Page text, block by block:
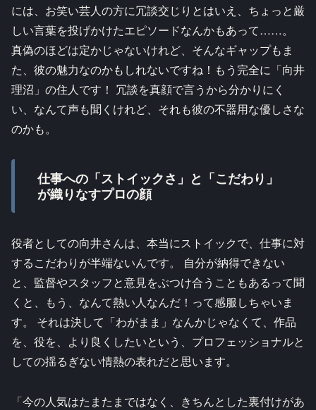
には、お笑い芸人の方に冗談交じりとはいえ、ちょっと厳
しい言葉を投げかけたエピソードなんかもあって……。
真偽のほどは定かじゃないけれど、そんなギャップもま
た、彼の魅力なのかもしれないですね！もう完全に「向井
理沼」の住人です！ 冗談を真顔で言うから分かりにく
い、なんて声も聞くけれど、それも彼の不器用な優しさな
のかも。
仕事への「ストイックさ」と「こだわり」
が織りなすプロの顔
役者としての向井さんは、本当にストイックで、仕事に対
するこだわりが半端ないんです。 自分が納得できない
と、監督やスタッフと意見をぶつけ合うこともあるって聞
くと、もう、なんて熱い人なんだ！って感服しちゃいま
す。 それは決して「わがまま」なんかじゃなくて、作品
を、役を、より良くしたいという、プロフェッショナルと
しての揺るぎない情熱の表れだと思います。
「今の人気はたまたまではなく、きちんとした裏付けがあ